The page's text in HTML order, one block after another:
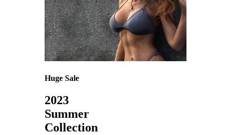
Huge Sale
2023
Summer
Collection